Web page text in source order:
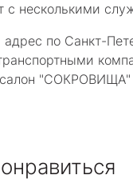
с несколькими
по Санкт-
"СОКРОВИЩА"